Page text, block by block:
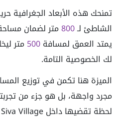
تمنحك هذه الأبعاد الجغرافية
الشاطئ لـ800متر لضمان
يمتد العمق لمسافة500 متر
لك الخصوصية التامة.
الميزة هنا تكمن في توزيع
مجرد واجهة، بل هو جزء من